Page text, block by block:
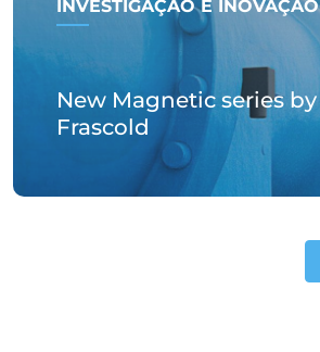
INVESTIGAÇÃO E INOVAÇÃO
New Magnetic series by
Frascold